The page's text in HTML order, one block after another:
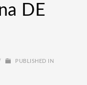
DE
PUBLISHED IN